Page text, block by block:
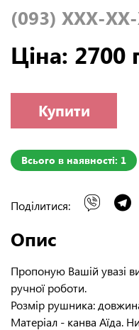
(093) XXX-
Ціна: 2700
Купити
Всього в наявності: 1
Поділитися:
Опис
Пропоную Вашій увазі
ручної роботи.
Розмір рушника:
Матеріал - канва Аїда.